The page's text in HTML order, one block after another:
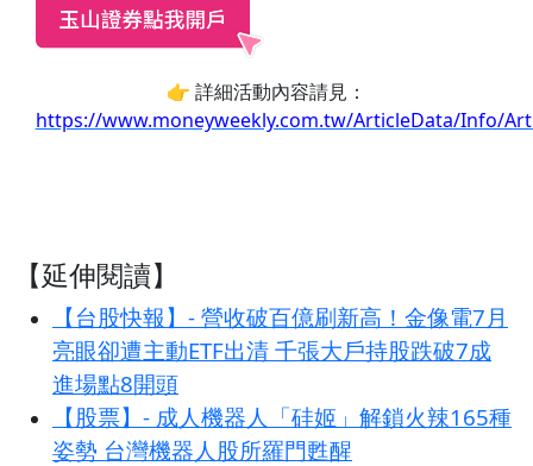
👉 詳細活動內容請見：
https://www.moneyweekly.com.tw/ArticleData/Info/
【延伸閱讀】
【台股快報】- 營收破百億刷新高！金像電7月
亮眼卻遭主動ETF出清 千張大戶持股跌破7成
進場點8開頭
【股票】- 成人機器人「硅姬」解鎖火辣165種
姿勢 台灣機器人股所羅門甦醒